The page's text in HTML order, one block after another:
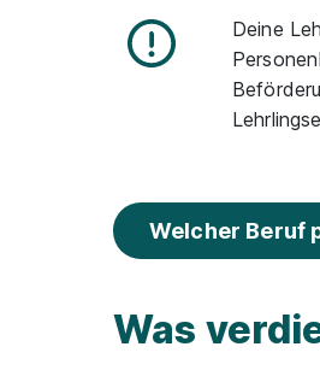
Deine
Welcher Beruf
Was